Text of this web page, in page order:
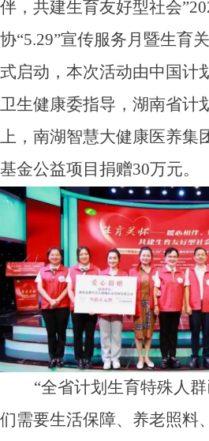
伴，共建生育友好型社会
协“5.29”宣传服务月暨生育
式启动，本次活动由中国计
卫生健康委指导，湖南省计
上，南湖智慧大健康医养集
基金公益项目捐赠30万元。
“全省计划生育特殊人
们需要生活保障、养老照料